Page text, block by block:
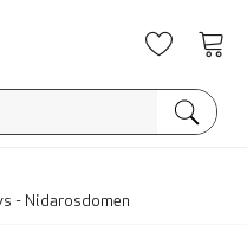
- Nidarosdomen